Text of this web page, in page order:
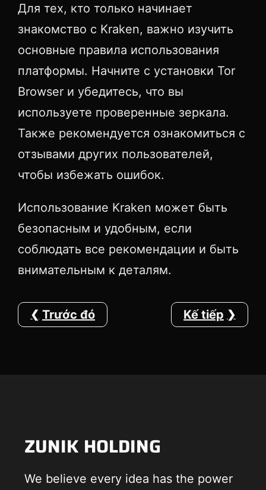
Для тех, кто только начинает
знакомство с Kraken, важно изучить
основные правила использования
платформы. Начните с установки Tor
Browser и убедитесь, что вы
используете проверенные зеркала.
Также рекомендуется ознакомиться с
отзывами других пользователей,
чтобы избежать ошибок.
Использование Kraken может быть
безопасным и удобным, если
соблюдать все рекомендации и быть
внимательным к деталям.
Trước đó Kế tiếp
ZUNIK HOLDING
We believe every idea has the power